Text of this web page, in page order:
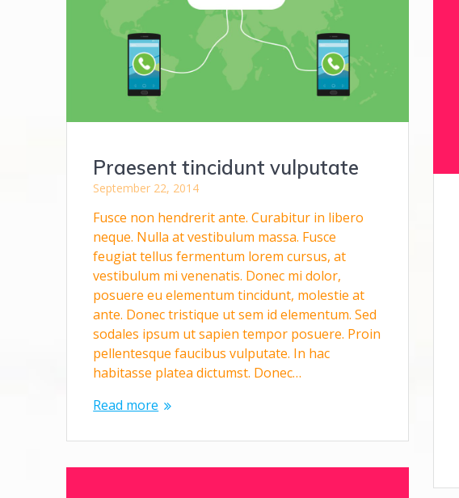
Praesent tincidunt vulputate
September 22, 2014
Fusce non hendrerit ante. Curabitur in libero
neque. Nulla at vestibulum massa. Fusce
feugiat tellus fermentum lorem cursus, at
vestibulum mi venenatis. Donec mi dolor,
posuere eu elementum tincidunt, molestie at
ante. Donec tristique ut sem id elementum. Sed
sodales ipsum ut sapien tempor posuere. Proin
pellentesque faucibus vulputate. In hac
habitasse platea dictumst. Donec…
Read more